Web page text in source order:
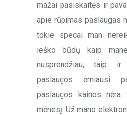
mažai pasiskaitęs ir
apie rūpimas paslaugas
tokie specai man
ieško būdų kaip
nusprendžiau, taip ir
paslaugos ėmiausi
paslaugos kainos
mėnesį. Už mano